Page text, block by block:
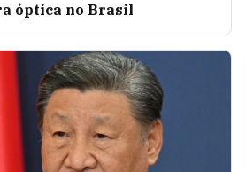
óptica no Brasil